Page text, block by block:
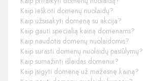
Kaip ieškoti domenų nuolaidų?
Kaip užsisakyti domeną su akcija?
Kaip gauti specialią kainą domenams?
Kaip naudotis domenų nuolaidomis?
Kaip surasti domenų nuolaidų pasiūlymų?
Kaip sumažinti išlaidas domenui?
Kaip įsigyti domeną už mažesnę kainą?